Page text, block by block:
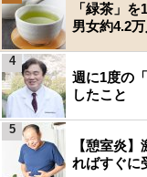
「緑茶」
男女約4.2
週に1度の
したこと
4
【憩室炎
ればすぐに
5